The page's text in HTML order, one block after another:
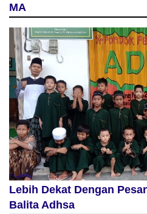
MA
Lebih Dekat Dengan
Balita Adhsa